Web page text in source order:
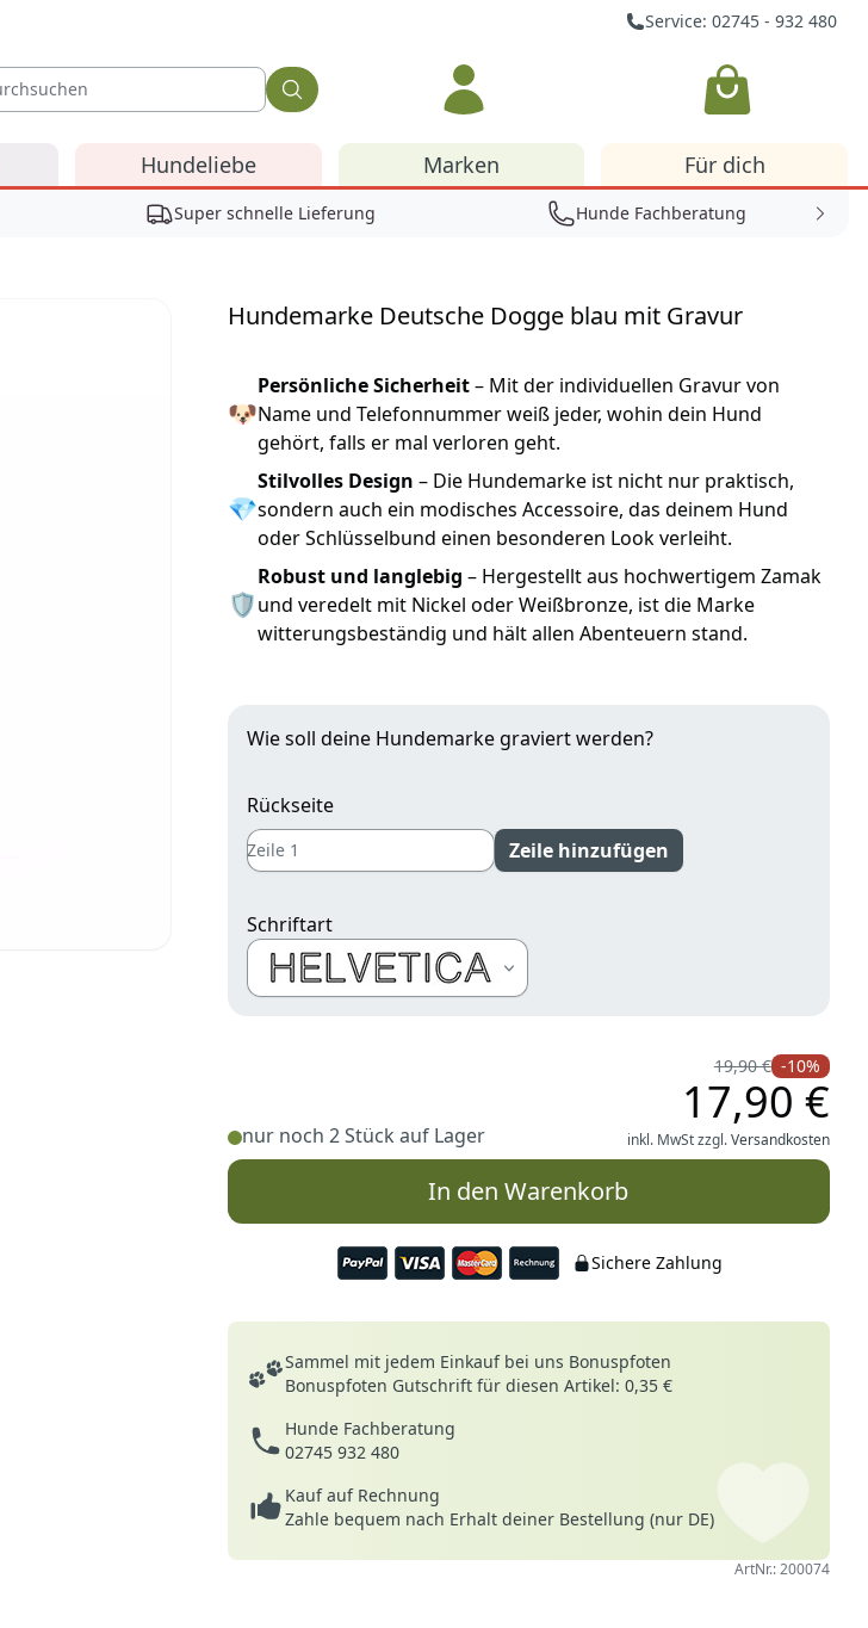
Service: 02745 - 932 480
Warenkorb
Hundeliebe Marken Für dich
Super schnelle Lieferung Hunde Fachberatung
Hundemarke Deutsche Dogge blau mit Gravur
🐶
Persönliche Sicherheit– Mit der individuellen Gravur von
Name und Telefonnummer weiß jeder, wohin dein Hund
gehört, falls er mal verloren geht.
💎
Stilvolles Design – Die Hundemarke ist nicht nur praktisch,
sondern auch ein modisches Accessoire, das deinem Hund
oder Schlüsselbund einen besonderen Look verleiht.
🛡
Robust und langlebig – Hergestellt aus hochwertigem Zamak
und veredelt mit Nickel oder Weißbronze, ist die Marke
witterungsbeständig und hält allen Abenteuern stand.
Wie soll deine Hundemarke graviert werden?
Rückseite
Zeile hinzufügen
Schriftart
Schriftarten
nur noch 2 Stück auf Lager
19,90 € -10%
17,90 €
inkl. MwSt zzgl.Versandkosten
In den Warenkorb
Sichere Zahlung
Deine Vorteile
Sammel mit jedem Einkauf bei uns Bonuspfoten
Bonuspfoten Gutschrift für diesen Artikel: 0,35 €
Hunde Fachberatung
02745 932 480
Kauf auf Rechnung
Zahle bequem nach Erhalt deiner Bestellung (nur DE)
ArtNr.: 200074